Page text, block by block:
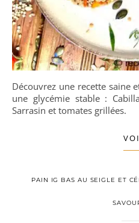
Découvrez une recette saine et savoureuse pour maintenir
une glycémie stable :
Sarrasin et tomates grillées.
PAIN IG BAS AU SEIGLE ET